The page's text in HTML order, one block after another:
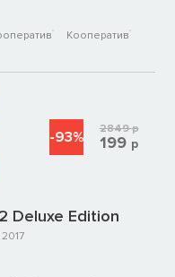
Кооператив
Deluxe Edition
-93% 2849р
199 р